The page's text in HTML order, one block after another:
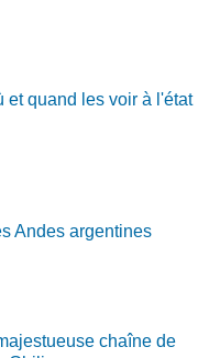
et quand les voir à l'état
Andes argentines
chaîne de